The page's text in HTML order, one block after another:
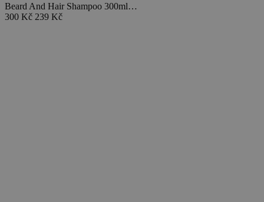
Beard And Hair Shampoo 300ml…
300 Kč 239 Kč